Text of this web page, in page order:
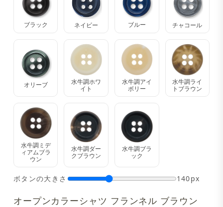
オープンカラーシャツ フランネル ブラウン
ブラック ネイビー ブルー チャコール
オリーブ
水牛調ホワ
イト
水牛調アイ
ボリー
水牛調ライ
トブラウン
水牛調ミデ
ィアムブラ
ウン
水牛調ダー
クブラウン
水牛調ブラ
ック
ボタンの大きさ 140px